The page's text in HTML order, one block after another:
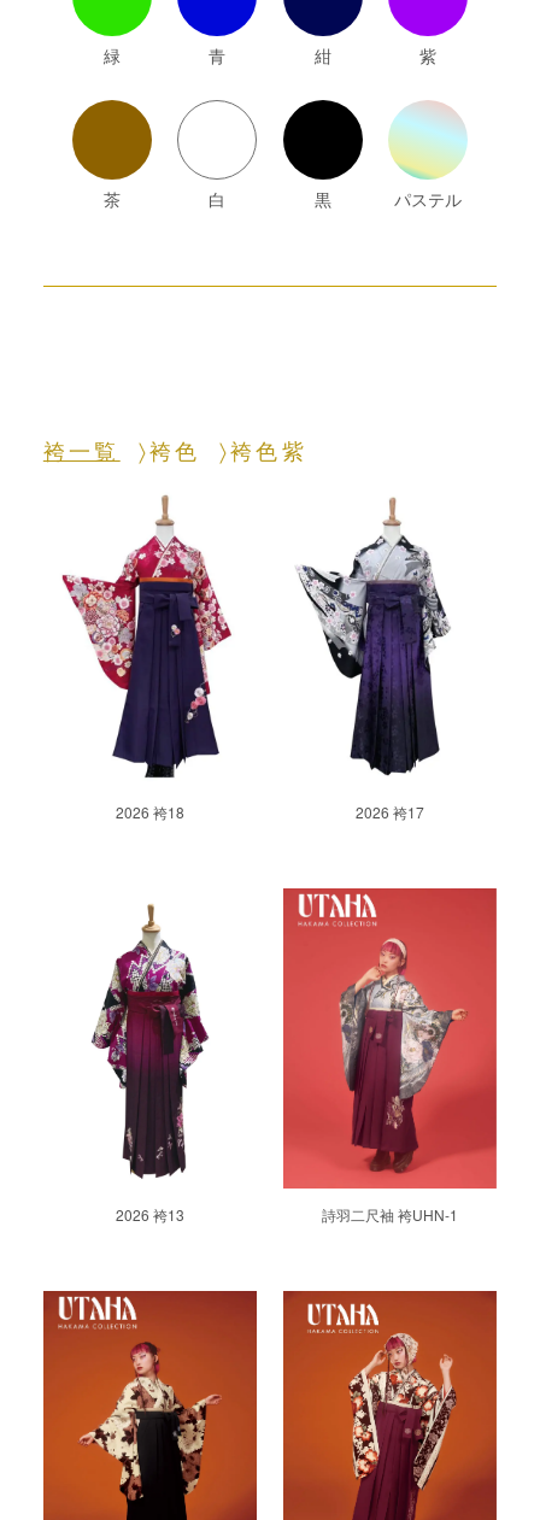
緑 青 紺 紫
茶 白 黒 パステル
袴一覧 袴色 袴色紫
2026 袴18 2026 袴17
2026 袴13 詩羽二尺袖 袴UHN-1